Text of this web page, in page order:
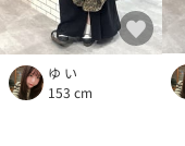
ゆ い
153 cm